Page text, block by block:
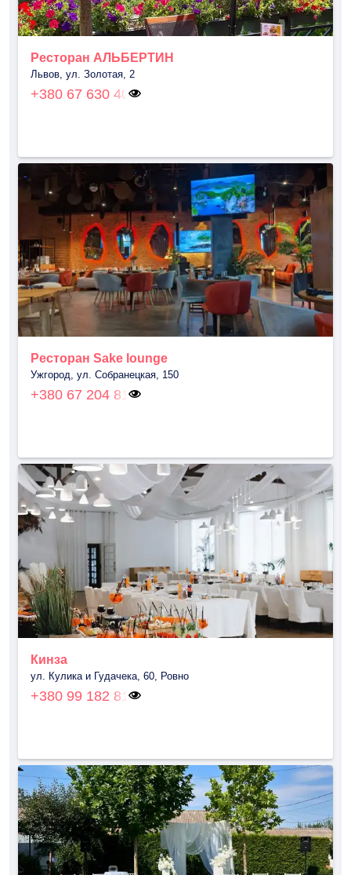
Ресторан АЛЬБЕРТИН
Львов, ул. Золотая, 2
+380 67 630 40
Ресторан Sake lounge
Ужгород, ул. Собранецкая, 150
+380 67 204 81
Кинза
ул. Кулика и Гудачека, 60, Ровно
+380 99 182 81